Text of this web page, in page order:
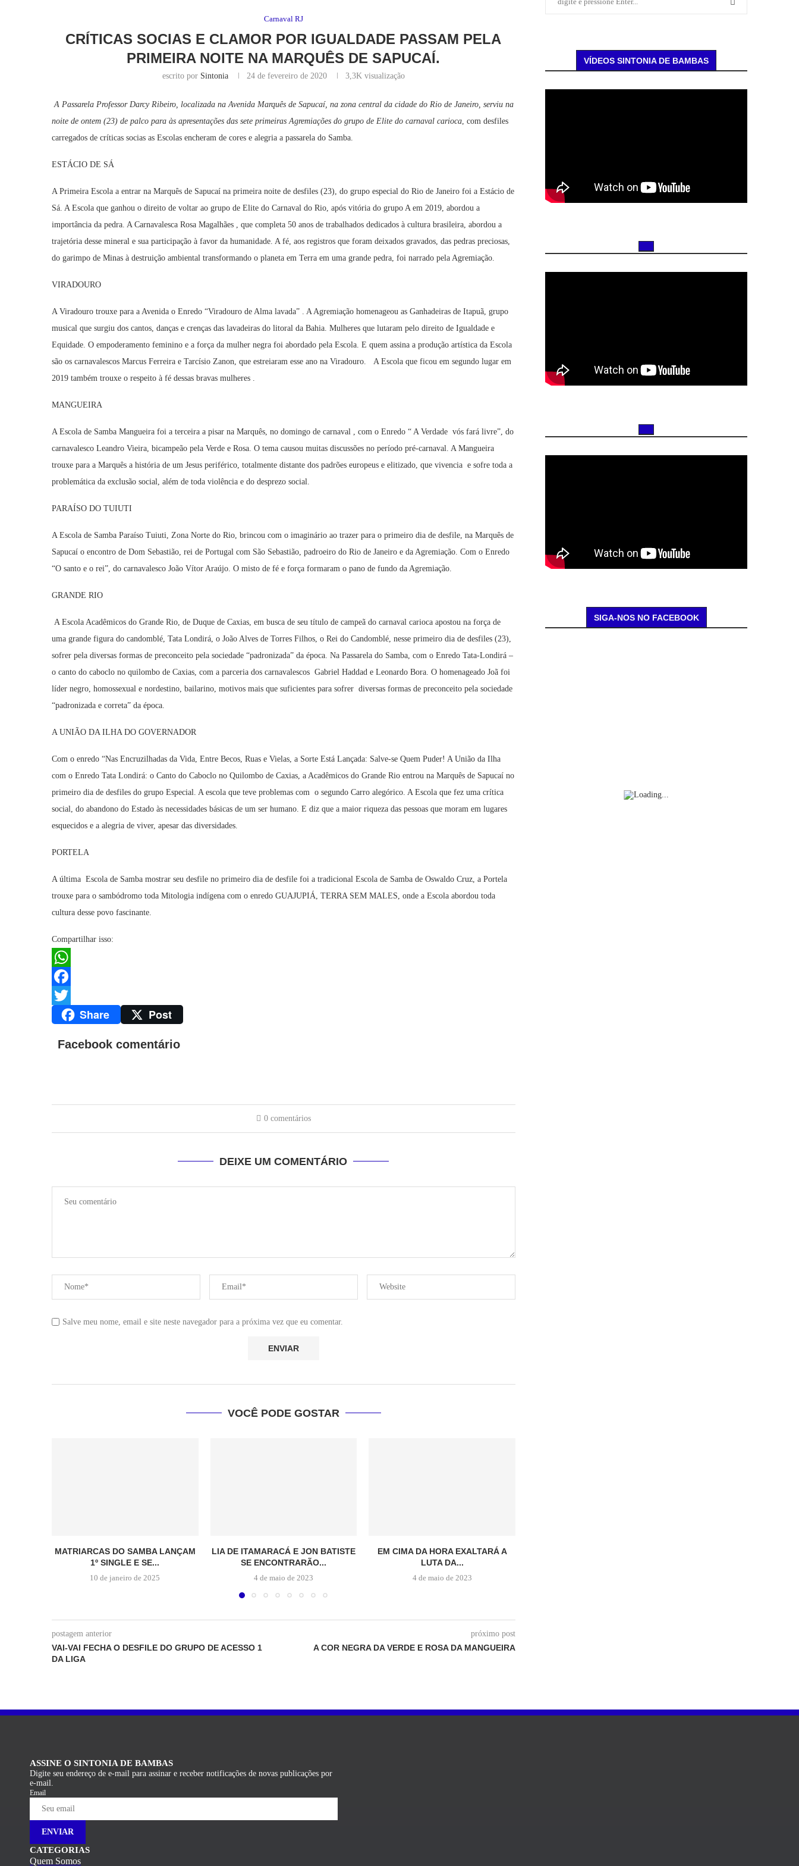
Carnaval RJ
CRÍTICAS SOCIAS E CLAMOR POR IGUALDADE PASSAM PELA
PRIMEIRA NOITE NA MARQUÊS DE SAPUCAÍ.
escrito por Sintonia 24 de fevereiro de 2020 3,3Kvisualização
A Passarela Professor Darcy Ribeiro, localizada na Avenida Marquês de Sapucaí, na zona central da cidade do Rio de Janeiro, serviu na
noite de ontem (23) de palco para às apresentações das sete primeiras Agremiações do grupo de Elite do carnaval carioca, com desfiles
carregados de críticas socias as Escolas encheram de cores e alegria a passarela do Samba.
ESTÁCIO DE SÁ
A Primeira Escola a entrar na Marquês de Sapucaí na primeira noite de desfiles (23), do grupo especial do Rio de Janeiro foi a Estácio de
Sá. A Escola que ganhou o direito de voltar ao grupo de Elite do Carnaval do Rio, após vitória do grupo A em 2019, abordou a
importância da pedra. A Carnavalesca Rosa Magalhães , que completa 50 anos de trabalhados dedicados à cultura brasileira, abordou a
trajetória desse mineral e sua participação à favor da humanidade. A fé, aos registros que foram deixados gravados, das pedras preciosas,
do garimpo de Minas à destruição ambiental transformando o planeta em Terra em uma grande pedra, foi narrado pela Agremiação.
VIRADOURO
A Viradouro trouxe para a Avenida o Enredo “Viradouro de Alma lavada” . A Agremiação homenageou as Ganhadeiras de Itapuã, grupo
musical que surgiu dos cantos, danças e crenças das lavadeiras do litoral da Bahia. Mulheres que lutaram pelo direito de Igualdade e
Equidade. O empoderamento feminino e a força da mulher negra foi abordado pela Escola. E quem assina a produção artística da Escola
são os carnavalescos Marcus Ferreira e Tarcísio Zanon, que estreiaram esse ano na Viradouro. A Escola que ficou em segundo lugar em
2019 também trouxe o respeito à fé dessas bravas mulheres .
MANGUEIRA
A Escola de Samba Mangueira foi a terceira a pisar na Marquês, no domingo de carnaval , com o Enredo “ A Verdade vós fará livre”, do
carnavalesco Leandro Vieira, bicampeão pela Verde e Rosa. O tema causou muitas discussões no período pré-carnaval. A Mangueira
trouxe para a Marquês a história de um Jesus periférico, totalmente distante dos padrões europeus e elitizado, que vivencia e sofre toda a
problemática da exclusão social, além de toda violência e do desprezo social.
PARAÍSO DO TUIUTI
A Escola de Samba Paraíso Tuiuti, Zona Norte do Rio, brincou com o imaginário ao trazer para o primeiro dia de desfile, na Marquês de
Sapucaí o encontro de Dom Sebastião, rei de Portugal com São Sebastião, padroeiro do Rio de Janeiro e da Agremiação. Com o Enredo
“O santo e o rei”, do carnavalesco João Vítor Araújo. O misto de fé e força formaram o pano de fundo da Agremiação.
GRANDE RIO
A Escola Acadêmicos do Grande Rio, de Duque de Caxias, em busca de seu título de campeã do carnaval carioca apostou na força de
uma grande figura do candomblé, Tata Londirá, o João Alves de Torres Filhos, o Rei do Candomblé, nesse primeiro dia de desfiles (23),
sofrer pela diversas formas de preconceito pela sociedade “padronizada” da época. Na Passarela do Samba, com o Enredo Tata-Londirá –
o canto do caboclo no quilombo de Caxias, com a parceria dos carnavalescos Gabriel Haddad e Leonardo Bora. O homenageado Joã foi
líder negro, homossexual e nordestino, bailarino, motivos mais que suficientes para sofrer diversas formas de preconceito pela sociedade
“padronizada e correta” da época.
A UNIÃO DA ILHA DO GOVERNADOR
Com o enredo “Nas Encruzilhadas da Vida, Entre Becos, Ruas e Vielas, a Sorte Está Lançada: Salve-se Quem Puder! A União da Ilha
com o Enredo Tata Londirá: o Canto do Caboclo no Quilombo de Caxias, a Acadêmicos do Grande Rio entrou na Marquês de Sapucaí no
primeiro dia de desfiles do grupo Especial. A escola que teve problemas com o segundo Carro alegórico. A Escola que fez uma crítica
social, do abandono do Estado às necessidades básicas de um ser humano. E diz que a maior riqueza das pessoas que moram em lugares
esquecidos e a alegria de viver, apesar das diversidades.
PORTELA
A última Escola de Samba mostrar seu desfile no primeiro dia de desfile foi a tradicional Escola de Samba de Oswaldo Cruz, a Portela
trouxe para o sambódromo toda Mitologia indígena com o enredo GUAJUPIÁ, TERRA SEM MALES, onde a Escola abordou toda
cultura desse povo fascinante.
Compartilhar isso:
WhatsApp
Facebook
Twitter Share Post
Facebook comentário
0 comentários
DEIXE UM COMENTÁRIO
Salve meu nome, email e site neste navegador para a próxima vez que eu comentar.
VOCÊ PODE GOSTAR
MATRIARCAS DO SAMBA LANÇAM
1º SINGLE E SE...
10 de janeiro de 2025
LIA DE ITAMARACÁ E JON BATISTE
SE ENCONTRARÃO...
4 de maio de 2023
EM CIMA DA HORA EXALTARÁ A
LUTA DA...
4 de maio de 2023
postagem anterior
VAI-VAI FECHA O DESFILE DO GRUPO DE ACESSO 1
DA LIGA
próximo post
A COR NEGRA DA VERDE E ROSA DA MANGUEIRA
VÍDEOS SINTONIA DE BAMBAS
SIGA-NOS NO FACEBOOK
ASSINE O SINTONIA DE BAMBAS
Digite seu endereço de e-mail para assinar e receber notificações de novas publicações por
e-mail.
Email
ENVIAR
CATEGORIAS
Quem Somos